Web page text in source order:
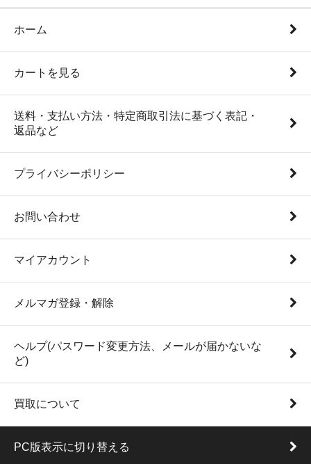
ホーム
カートを見る
送料・支払い方法・特定商取引法に基づく表記・
返品など
プライバシーポリシー
お問い合わせ
マイアカウント
メルマガ登録・解除
ヘルプ(パスワード変更方法、メールが届かないな
ど)
買取について
PC版表示に切り替える